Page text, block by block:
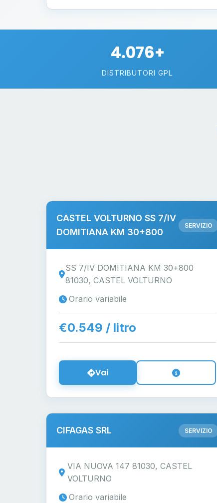
4.076+
DISTRIBUTORI GPL
CASTEL VOLTURNO SS 7/IV
DOMITIANA KM 30+800
SERVIZIO
SS 7/IV DOMITIANA KM 30+800
81030, CASTEL VOLTURNO
Orario variabile
€0.549 / litro
Vai
CIFAGAS SRL SERVIZIO
VIA NUOVA 147 81030, CASTEL
VOLTURNO
Orario variabile